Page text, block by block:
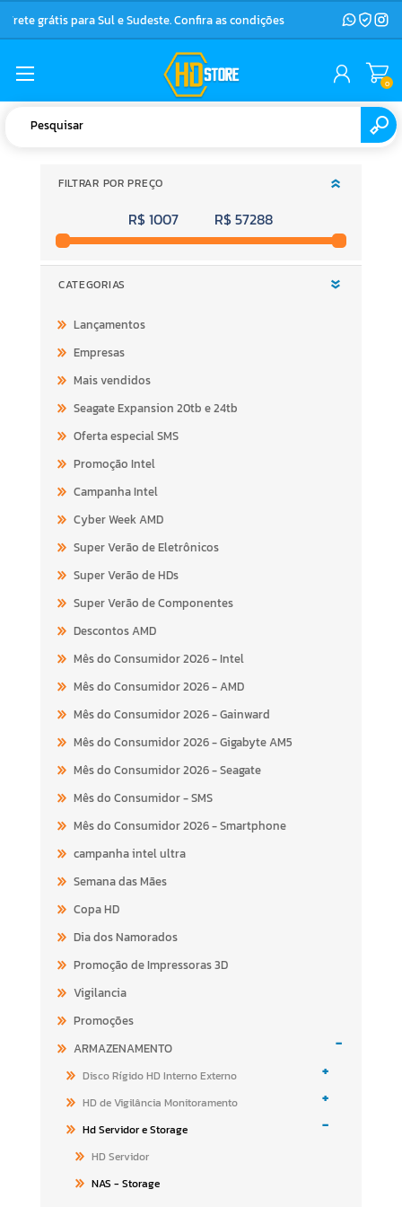
Frete grátis para Sul e Sudeste. Confira as condições
0
FILTRAR POR PREÇO
R$ 1007 R$ 57288
CATEGORIAS
Lançamentos
Empresas
Mais vendidos
Seagate Expansion 20tb e 24tb
Oferta especial SMS
Promoção Intel
Campanha Intel
Cyber Week AMD
Super Verão de Eletrônicos
Super Verão de HDs
Super Verão de Componentes
Descontos AMD
Mês do Consumidor 2026 - Intel
Mês do Consumidor 2026 - AMD
Mês do Consumidor 2026 - Gainward
Mês do Consumidor 2026 - Gigabyte AM5
Mês do Consumidor 2026 - Seagate
Mês do Consumidor - SMS
Mês do Consumidor 2026 - Smartphone
campanha intel ultra
Semana das Mães
Copa HD
Dia dos Namorados
Promoção de Impressoras 3D
Vigilancia
Promoções
ARMAZENAMENTO
-
Disco Rígido HD Interno Externo +
HD de Vigilância Monitoramento +
Hd Servidor e Storage -
HD Servidor
NAS - Storage